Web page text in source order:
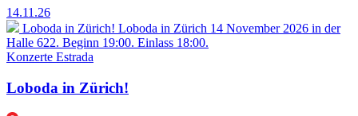
14.11.26
Loboda in Zürich! Loboda in Zürich 14 November 2026 in der
Halle 622. Beginn 19:00. Einlass 18:00.
Konzerte Estrada
Loboda in Zürich!